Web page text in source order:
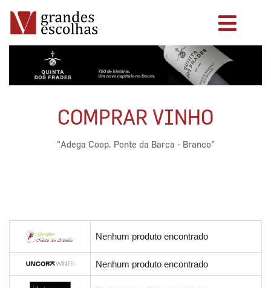
COMPRAR VINHO
"Adega Coop. Ponte da Barca - Branco"
Nenhum produto encontrado
Nenhum produto encontrado